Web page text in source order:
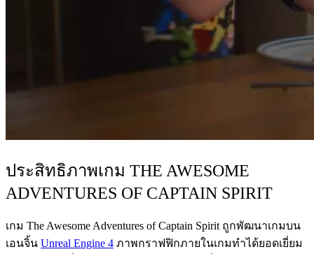
ประสิทธิภาพเกม THE AWESOME
ADVENTURES OF CAPTAIN SPIRIT
เกม The Awesome Adventures of Captain Spirit ถูกพัฒนาเกมบน
เอนจิ้น Unreal Engine 4 ภาพกราฟฟิกภายในเกมทำได้ยอดเยี่ยม